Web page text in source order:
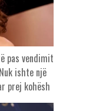
pas vendimit
ishte një
prej kohësh